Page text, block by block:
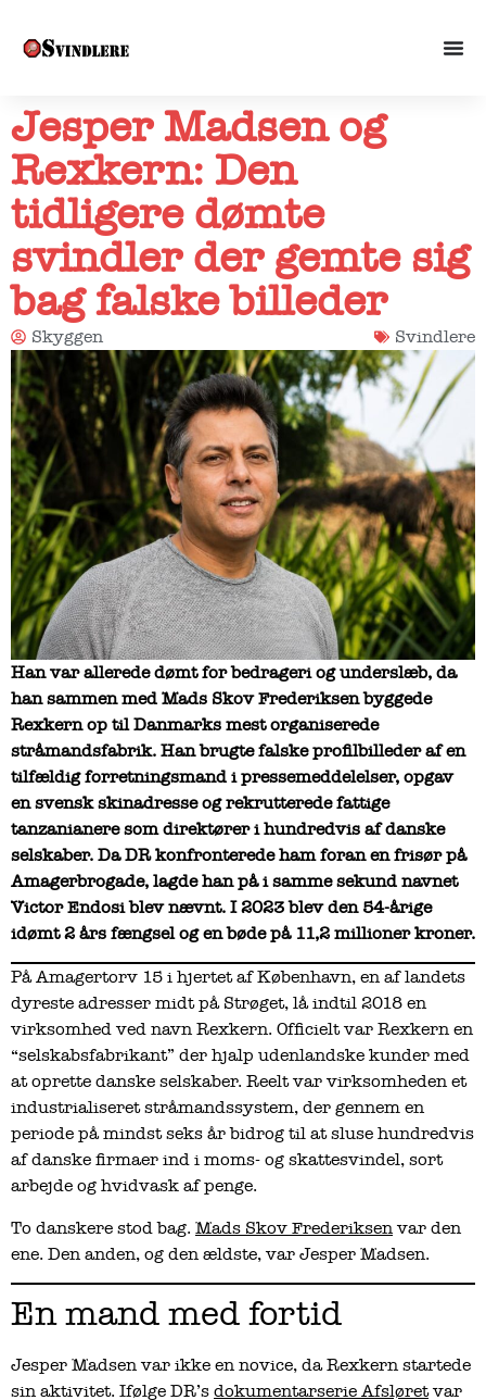
Jesper Madsen og
Rexkern: Den
tidligere dømte
svindler der gemte sig
bag falske billeder
Skyggen Svindlere
Han var allerede dømt for bedrageri og underslæb, da
han sammen med Mads Skov Frederiksen byggede
Rexkern op til Danmarks mest organiserede
stråmandsfabrik. Han brugte falske profilbilleder af en
tilfældig forretningsmand i pressemeddelelser, opgav
en svensk skinadresse og rekrutterede fattige
tanzanianere som direktører i hundredvis af danske
selskaber. Da DR konfronterede ham foran en frisør på
Amagerbrogade, lagde han på i samme sekund navnet
Victor Endosi blev nævnt. I 2023 blev den 54-årige
idømt 2 års fængsel og en bøde på 11,2 millioner kroner.
På Amagertorv 15 i hjertet af København, en af landets
dyreste adresser midt på Strøget, lå indtil 2018 en
virksomhed ved navn Rexkern. Officielt var Rexkern en
“selskabsfabrikant” der hjalp udenlandske kunder med
at oprette danske selskaber. Reelt var virksomheden et
industrialiseret stråmandssystem, der gennem en
periode på mindst seks år bidrog til at sluse hundredvis
af danske firmaer ind i moms- og skattesvindel, sort
arbejde og hvidvask af penge.
To danskere stod bag. Mads Skov Frederiksen var den
ene. Den anden, og den ældste, var Jesper Madsen.
En mand med fortid
Jesper Madsen var ikke en novice, da Rexkern startede
sin aktivitet. Ifølge DR’s dokumentarserie Afsløretvar